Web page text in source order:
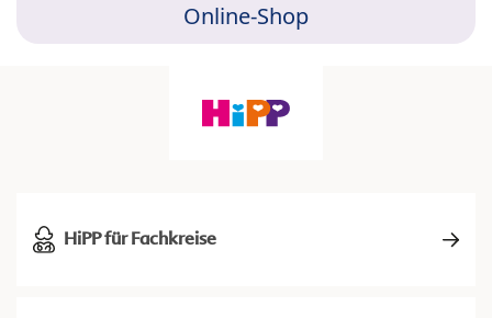
Online-Shop
HiPP für Fachkreise